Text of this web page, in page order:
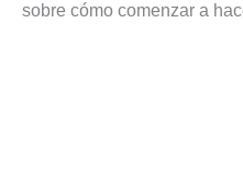
sobre cómo comenzar a